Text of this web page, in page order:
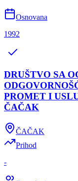
Osnovana
1992
DRUŠTVO SA
PROMET I
ČAČAK
ČAČAK
Prihod
-